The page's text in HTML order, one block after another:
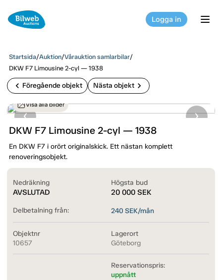
Logga in
Startsida/Auktion/Vårauktion samlarbilar/
DKW F7 Limousine 2-cyl — 1938
chevron_left Föregående objekt Nästa objekt chevron_right
Visa alla bilder
DKW F7 Limousine 2-cyl — 1938
En DKW F7 i orört originalskick. Ett nästan komplett
renoveringsobjekt.
Nedräkning
AVSLUTAD
Högsta bud
20 000 SEK
Delbetalning från: 240 SEK/mån
Objektnr
10657
Lagerort
Göteborg
Reservationspris:
uppnått